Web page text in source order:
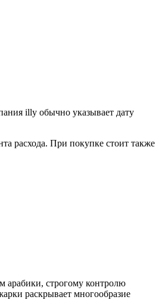
illy обычно указывает дату
расхода. При покупке стоит также
арабики, строгому контролю
раскрывает многообразие